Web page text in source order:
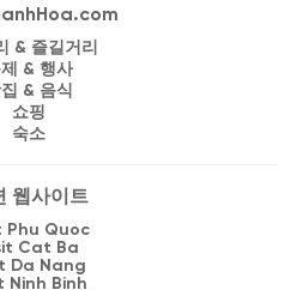
& 즐길거리
& 행사
& 음식
쇼핑
숙소
웹사이트
Phu Quoc
Cat Ba
Da Nang
Ninh Binh